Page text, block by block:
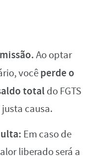
Ao optar
vocêperde o
total do FGTS
causa.
Em caso de
liberado será a